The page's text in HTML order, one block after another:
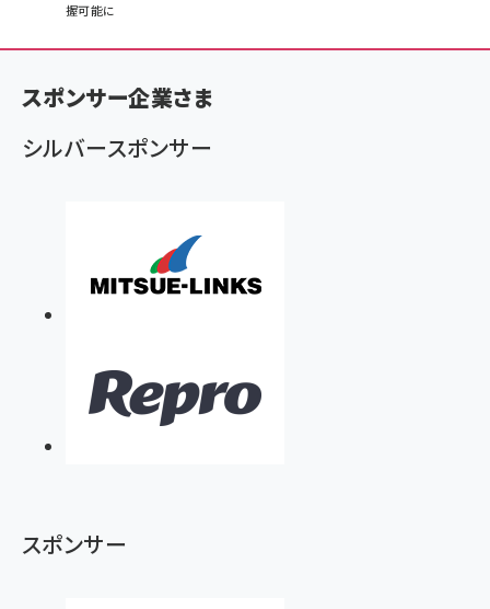
く
ず
握可能に
スポンサー企業さま
シルバースポンサー
スポンサー